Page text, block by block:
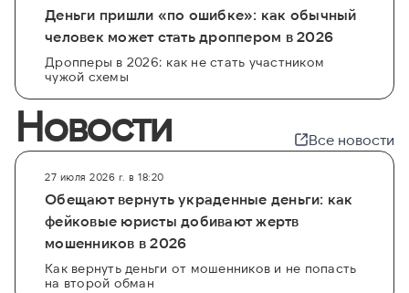
Деньги пришли «по ошибке»: как обычный
человек может стать дроппером в 2026
Дропперы в 2026: как не стать участником
чужой схемы
Новости Все новости
27 июля 2026 г. в 18:20
Обещают вернуть украденные деньги: как
фейковые юристы добивают жертв
мошенников в 2026
Как вернуть деньги от мошенников и не попасть
на второй обман